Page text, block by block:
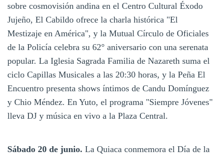
sobre cosmovisión andina en el Centro Cultural Éxodo
Jujeño, El Cabildo ofrece la charla histórica "El
Mestizaje en América", y la Mutual Círculo de Oficiales
de la Policía celebra su 62° aniversario con una serenata
popular. La Iglesia Sagrada Familia de Nazareth suma el
ciclo Capillas Musicales a las 20:30 horas, y la Peña El
Encuentro presenta shows íntimos de Candu Domínguez
y Chio Méndez. En Yuto, el programa "Siempre Jóvenes"
lleva DJ y música en vivo a la Plaza Central.
Sábado 20 de junio. La Quiaca conmemora el Día de la